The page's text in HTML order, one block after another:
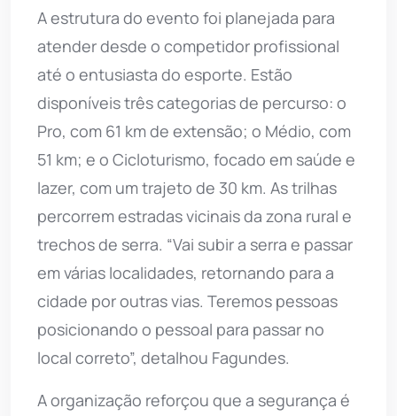
A estrutura do evento foi planejada para
atender desde o competidor profissional
até o entusiasta do esporte. Estão
disponíveis três categorias de percurso: o
Pro, com 61 km de extensão; o Médio, com
51 km; e o Cicloturismo, focado em saúde e
lazer, com um trajeto de 30 km. As trilhas
percorrem estradas vicinais da zona rural e
trechos de serra. “Vai subir a serra e passar
em várias localidades, retornando para a
cidade por outras vias. Teremos pessoas
posicionando o pessoal para passar no
local correto”, detalhou Fagundes.
A organização reforçou que a segurança é